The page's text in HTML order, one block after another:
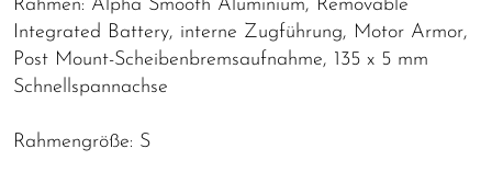
Rahmen: Alpha Smooth Aluminium, Removable
Integrated Battery, interne Zugführung, Motor Armor,
Post Mount-Scheibenbremsaufnahme, 135 x 5 mm
Schnellspannachse
Rahmengröße: S